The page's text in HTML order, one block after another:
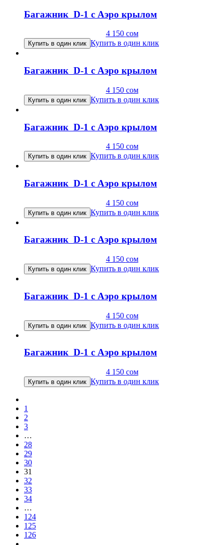
Багажник D-1 с Аэро крылом
4 150 сом
Купить в один клик Купить в один клик
Багажник D-1 с Аэро крылом
4 150 сом
Купить в один клик Купить в один клик
Багажник D-1 с Аэро крылом
4 150 сом
Купить в один клик Купить в один клик
Багажник D-1 с Аэро крылом
4 150 сом
Купить в один клик Купить в один клик
Багажник D-1 с Аэро крылом
4 150 сом
Купить в один клик Купить в один клик
Багажник D-1 с Аэро крылом
4 150 сом
Купить в один клик Купить в один клик
Багажник D-1 с Аэро крылом
4 150 сом
Купить в один клик Купить в один клик
1
2
3
…
28
29
30
31
32
33
34
…
124
125
126